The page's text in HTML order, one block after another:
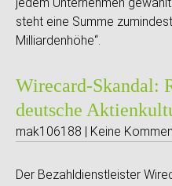
steht eine Summe
Milliardenhöhe“.
Wirecard-Skandal:
deutsche
mak106188 | Keine
Der Bezahldienstleister